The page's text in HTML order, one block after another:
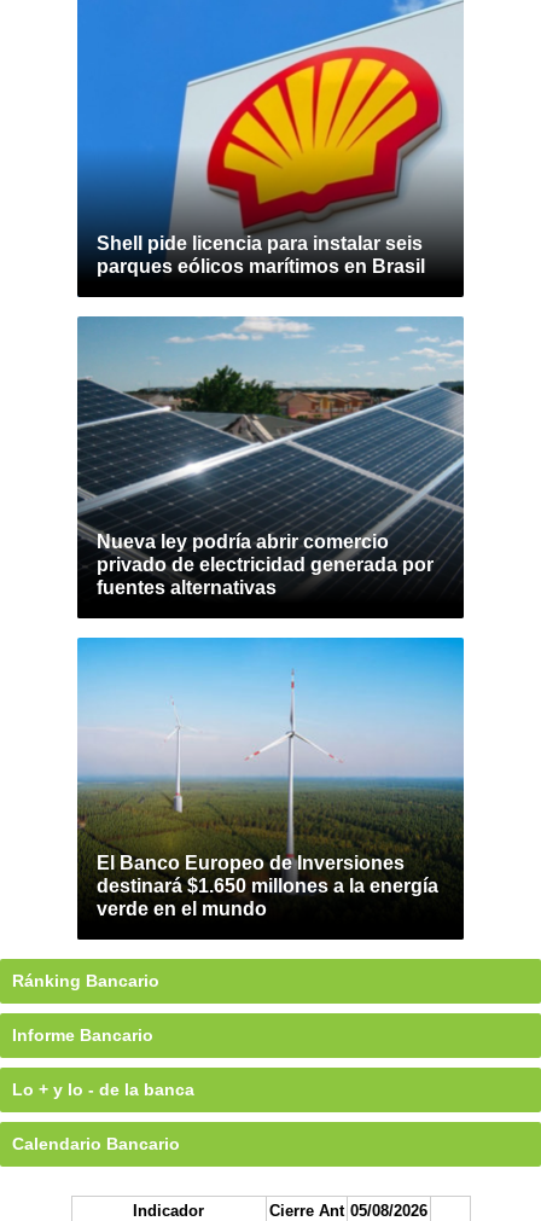
Shell pide licencia para instalar seis
parques eólicos marítimos en Brasil
Nueva ley podría abrir comercio
privado de electricidad generada por
fuentes alternativas
El Banco Europeo de Inversiones
destinará $1.650 millones a la energía
verde en el mundo
Ránking Bancario
Informe Bancario
Lo + y lo - de la banca
Calendario Bancario
Indicador Cierre Ant 05/08/2026